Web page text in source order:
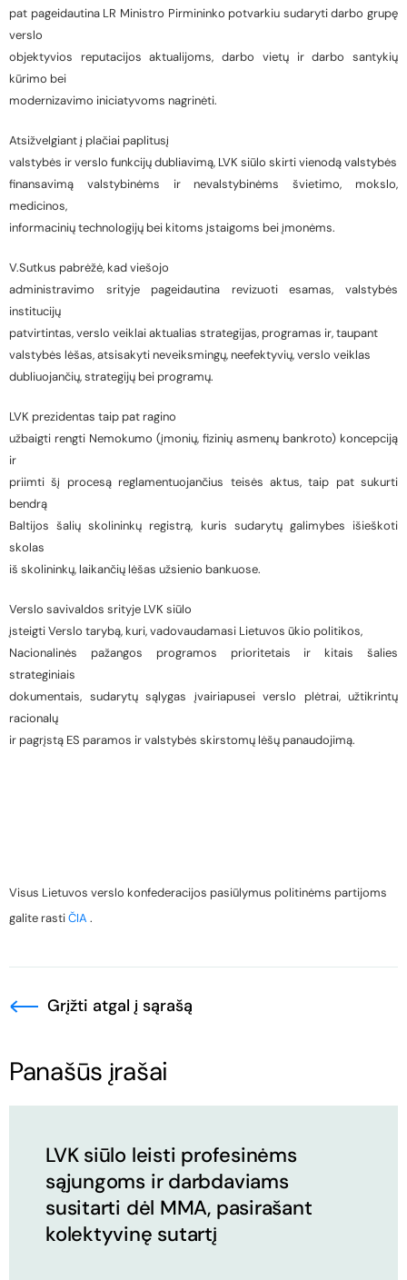
pat pageidautina LR Ministro Pirmininko potvarkiu sudaryti darbo grupę
verslo
objektyvios reputacijos aktualijoms, darbo vietų ir darbo santykių
kūrimo bei
modernizavimo iniciatyvoms nagrinėti.
Atsižvelgiant į plačiai paplitusį
valstybės ir verslo funkcijų dubliavimą, LVK siūlo skirti vienodą valstybės
finansavimą valstybinėms ir nevalstybinėms švietimo, mokslo,
medicinos,
informacinių technologijų bei kitoms įstaigoms bei įmonėms.
V.Sutkus pabrėžė, kad viešojo
administravimo srityje pageidautina revizuoti esamas, valstybės
institucijų
patvirtintas, verslo veiklai aktualias strategijas, programas ir, taupant
valstybės lėšas, atsisakyti neveiksmingų, neefektyvių, verslo veiklas
dubliuojančių, strategijų bei programų.
LVK prezidentas taip pat ragino
užbaigti rengti Nemokumo (įmonių, fizinių asmenų bankroto) koncepciją
ir
priimti šį procesą reglamentuojančius teisės aktus, taip pat sukurti
bendrą
Baltijos šalių skolininkų registrą, kuris sudarytų galimybes išieškoti
skolas
iš skolininkų, laikančių lėšas užsienio bankuose.
Verslo savivaldos srityje LVK siūlo
įsteigti Verslo tarybą, kuri, vadovaudamasi Lietuvos ūkio politikos,
Nacionalinės pažangos programos prioritetais ir kitais šalies
strateginiais
dokumentais, sudarytų sąlygas įvairiapusei verslo plėtrai, užtikrintų
racionalų
ir pagrįstą ES paramos ir valstybės skirstomų lėšų panaudojimą.
Visus Lietuvos verslo konfederacijos pasiūlymus politinėms partijoms
galite rastiČIA .
Grįžti atgal į sąrašą
Panašūs įrašai
LVK siūlo leisti profesinėms
sąjungoms ir darbdaviams
susitarti dėl MMA, pasirašant
kolektyvinę sutartį